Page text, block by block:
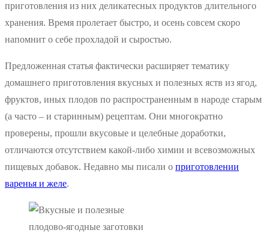
приготовления из них деликатесных продуктов длительного
хранения. Время пролетает быстро, и осень совсем скоро
напомнит о себе прохладой и сыростью.
Предложенная статья фактически расширяет тематику
домашнего приготовления вкусных и полезных яств из ягод,
фруктов, иных плодов по распространенным в народе старым
(а часто – и старинным) рецептам. Они многократно
проверены, прошли вкусовые и целебные доработки,
отличаются отсутствием какой-либо химии и всевозможных
пищевых добавок. Недавно мы писали о приготовлении
варенья и желе.